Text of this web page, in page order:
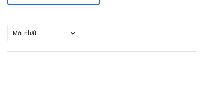
“Cám ơn quý khách đã tin dùng sản phẩm và dịch vụ tại